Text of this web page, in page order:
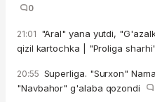
0
21:01 "Aral" yana yutdi,
qizil kartochka | "Proliga
20:55 Superliga. "Surxon"
"Navbahor" g'alaba qozondi